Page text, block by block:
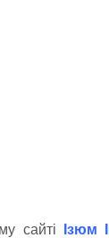
сайті
Ізюм